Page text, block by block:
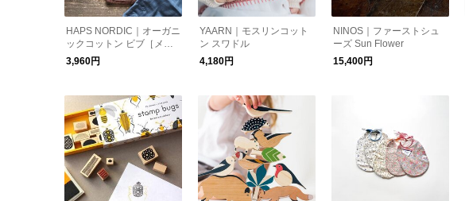
HAPS NORDIC｜オーガニ
ックコットン ビブ［メー
ル便］
3,960円
YAARN｜モスリンコット
ン スワドル
4,180円
NINOS｜ファーストシュ
ーズ Sun Flower
15,400円